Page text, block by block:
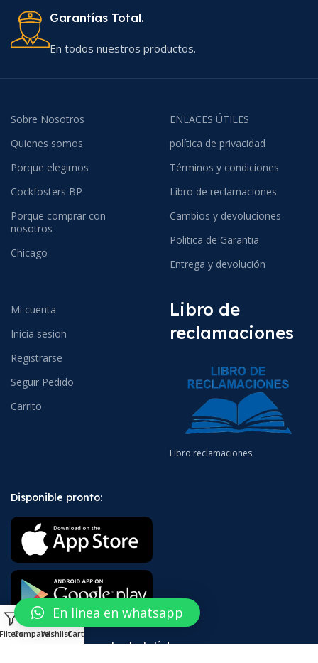
Garantías Total.
En todos nuestros productos.
Sobre Nosotros
Quienes somos
Porque elegirnos
Cockfosters BP
Porque comprar con
nosotros
Chicago
ENLACES ÚTILES
política de privacidad
Términos y condiciones
Libro de reclamaciones
Cambios y devoluciones
Politica de Garantia
Entrega y devolución
Mi cuenta
Inicia sesion
Registrarse
Seguir Pedido
Carrito
Libro de
reclamaciones
Libro reclamaciones
Disponible pronto:
¡Suscríbete a nuestro boletín!
CompareWishlist
0
Cart
En linea en whatsapp